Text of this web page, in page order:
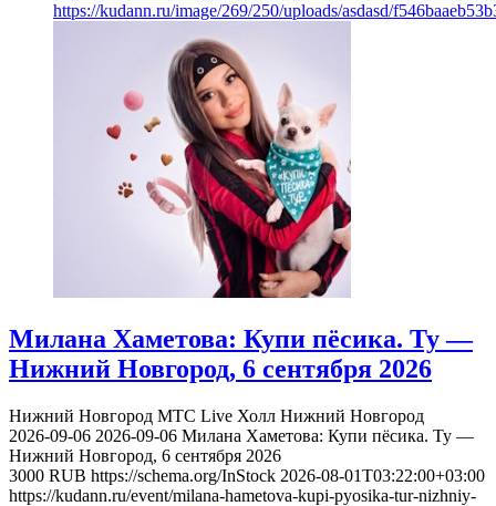
https://kudann.ru/image/269/250/uploads/asdasd/
Милана Хаметова: Купи пёсика. Ту —
Нижний Новгород, 6 сентября 2026
Нижний Новгород МТС Live Холл Нижний Новгород
2026-09-06 2026-09-06 Милана Хаметова: Купи пёсика. Ту —
Нижний Новгород, 6 сентября 2026
3000 RUB https://schema.org/InStock 2026-08-01T03:22:00+03:00
https://kudann.ru/event/milana-hametova-kupi-pyosika-tur-nizhniy-